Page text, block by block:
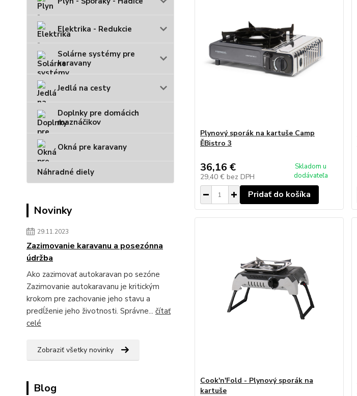
Elektrika - Redukcie
Solárne systémy pre
karavany
Jedlá na cesty
Doplnky pre domácich
maznáčikov
Okná pre karavany
Náhradné diely
Novinky
29.11.2023
Zazimovanie karavanu a posezónna
údržba
Ako zazimovať autokaravan po sezóne
Zazimovanie autokaravanu je kritickým
krokom pre zachovanie jeho stavu a
predĺženie jeho životnosti. Správne... čítať
celé
Zobraziť všetky novinky
Blog
Plynový sporák na kartuše Camp
ĚBistro 3
36,16 €
29,40 € bez DPH
Skladom u
dodávateľa
Pridať do košíka
Cook'n'Fold - Plynový sporák na
kartuše